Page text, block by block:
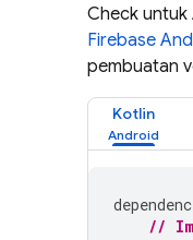
Check untuk
Firebase
pembuatan
Kotlin
//